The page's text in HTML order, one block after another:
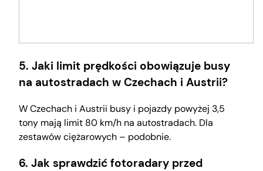
5. Jaki limit prędkości obowiązuje busy
na autostradach w Czechach i Austrii?
W Czechach i Austrii busy i pojazdy powyżej 3,5
tony mają limit 80 km/h na autostradach. Dla
zestawów ciężarowych – podobnie.
6. Jak sprawdzić fotoradary przed